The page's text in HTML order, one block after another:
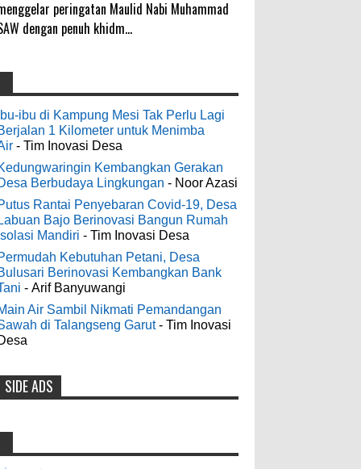
peringatan Maulid Nabi Muhammad
dengan penuh khidm...
4000 Petani Hutan Blora Bakal
Digelontor Bantuan CSR Jumbo dan
Bibit Ternak Gratis
0 8-4-2026
Indonesia Ceria Run Diharapkan
Bawa Dampak Positif Bagi Olah
Raga dan Ekonomi Blora
Dari SILPA 90 Miliar Hingga
Masalah Air Bersih Bupati Blora
Beberkan Solusi di Paripurna DPRD
Diresmikan Serentak Oleh Presiden
galateapacino:
3-6-2022
Men's Black Titanium Wedding
- The Ottawa SenatorsThe Men's
titanium i phone case Titanium
Band is the world's first
wedding band how strong is
titanium for Wo...
odenjaea:
3-4-2022
Casino - DrmcdCasino is 부산
역 출장안마 open and excited 고양 출장
to welcome you back 의정부 출장샵 to
Experience our great mix of slots,
table games 제주 출장안마 and video
Anonymous:
Ibu-ibu di Kampung Mesi Tak Perlu Lagi
1 Kilometer untuk Menimba
- Tim Inovasi Desa
Kembangkan Gerakan
Berbudaya Lingkungan - Noor Azasi
Rantai Penyebaran Covid-19, Desa
Labuan Bajo Berinovasi Bangun Rumah
Isolasi Mandiri - Tim Inovasi Desa
Kebutuhan Petani, Desa
Berinovasi Kembangkan Bank
- Arif Banyuwangi
Air Sambil Nikmati Pemandangan
di Talangseng Garut- Tim Inovasi
SIDE ADS